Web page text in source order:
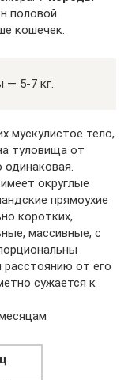
половой
кошечек.
— 5-7 кг.
мускулистое тело,
туловища от
одинаковая.
округлые
прямоухие
коротких,
массивные, с
расстоянию от его
сужается к